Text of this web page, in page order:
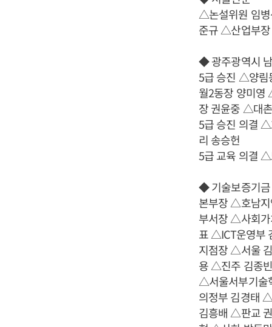
△논설위원 임
준규 △산업부
◆ 광주광역시
5급 승진 △양림
월2동장 양미
장 권윤중 △대
5급 승진 의결
리 송승헌
5급 교육 의결
◆ 기술보증기금
본부장 △호남
부서장 △사회
표 △ICT운영부
지점장 △서울
용 △진주 김종
△서울서부기술
의정부 김경태
김흥배 △판교